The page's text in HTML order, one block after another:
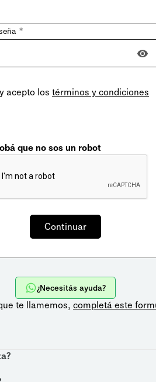
*
acepto los términos y condiciones
que no sos un robot
¿Necesitás ayuda?
te llamemos, completá este